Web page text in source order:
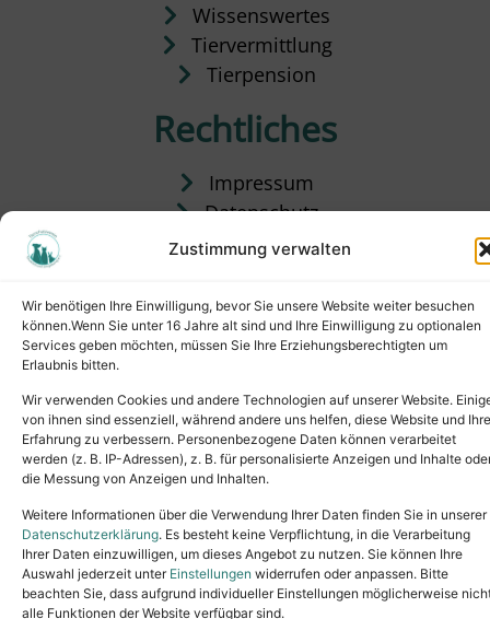
Zustimmung verwalten
Wir benötigen Ihre Einwilligung, bevor Sie unsere Website weiter besuchen
können.Wenn Sie unter 16 Jahre alt sind und Ihre Einwilligung zu optionalen
Services geben möchten, müssen Sie Ihre Erziehungsberechtigten um
Erlaubnis bitten.
Wir verwenden Cookies und andere Technologien auf unserer Website.
von ihnen sind essenziell, während andere uns helfen, diese Website und Ihre
Erfahrung zu verbessern. Personenbezogene Daten können verarbeitet
werden (z. B. IP-Adressen), z. B. für personalisierte Anzeigen und Inhalte
die Messung von Anzeigen und Inhalten.
Weitere Informationen über die Verwendung Ihrer Daten finden Sie in unserer
Datenschutzerklärung. Es besteht keine Verpflichtung, in die Verarbeitung
Ihrer Daten einzuwilligen, um dieses Angebot zu nutzen. Sie können Ihre
Auswahl jederzeit unter Einstellungen widerrufen oder anpassen. Bitte
beachten Sie, dass aufgrund individueller Einstellungen möglicherweise
alle Funktionen der Website verfügbar sind.
Wissenswertes
Tiervermittlung
Tierpension
Rechtliches
Impressum
Datenschutz
Satzung
Copyright © 2024. All rights reserved.
Tel.: (02631) 55356buero@tierheim-neuwied.de
Ludwigshof 1, 56567 Neuwied